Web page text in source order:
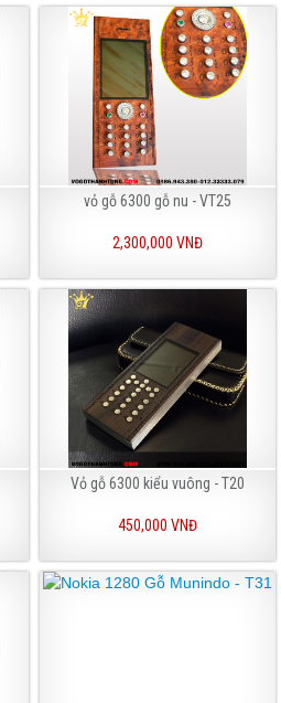
vỏ gỗ 6300 gỗ nu - VT25
2,300,000 VNĐ
Vỏ gỗ 6300 kiểu vuông - T20
450,000 VNĐ